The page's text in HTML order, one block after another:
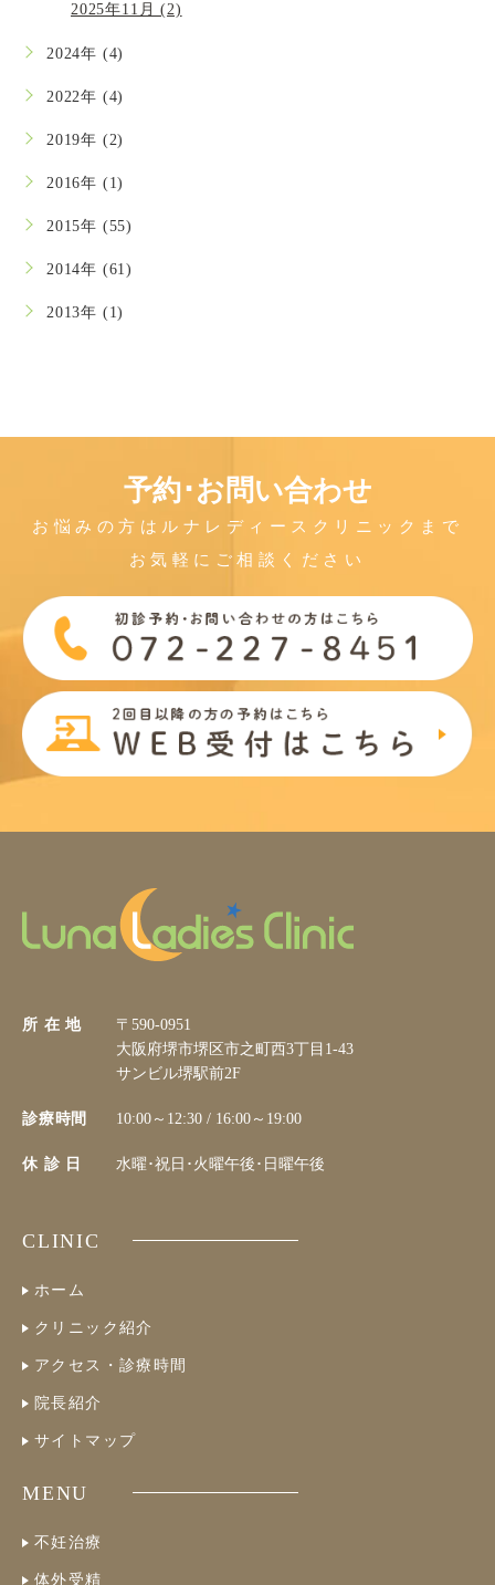
2025年11月 (2)
2024年 (4)
2022年 (4)
2019年 (2)
2016年 (1)
2015年 (55)
2014年 (61)
2013年 (1)
予約･お問い合わせ
お悩みの方はルナレディースクリニックまで
お気軽にご相談ください
所 在 地
〒590-0951
大阪府堺市堺区市之町西3丁目1-43
サンビル堺駅前2F
診療時間 10:00～12:30 / 16:00～19:00
休 診 日 水曜･祝日･火曜午後･日曜午後
CLINIC
ホーム
クリニック紹介
アクセス・診療時間
院長紹介
サイトマップ
MENU
不妊治療
体外受精